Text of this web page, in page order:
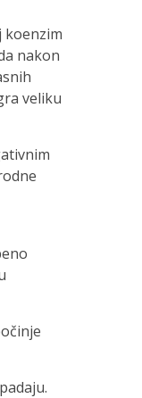
koenzim
nakon
veliku